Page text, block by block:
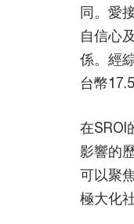
同。愛
自信心
係。經
台幣
在SROI
影響的
可以聚
極大化